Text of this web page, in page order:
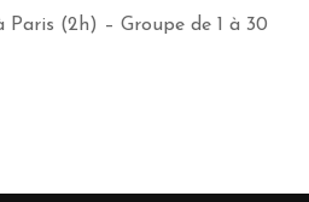
Paris (2h) – Groupe de 1 à 30